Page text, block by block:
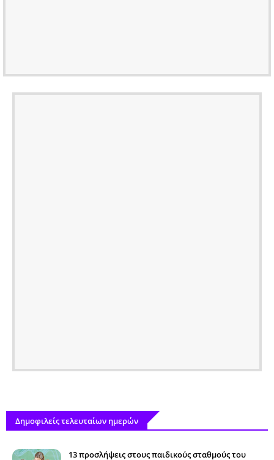
Δημοφιλείς τελευταίων ημερών
13 προσλήψεις στους παιδικούς σταθμούς του